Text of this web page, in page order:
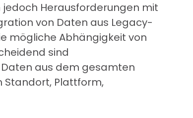
jedoch Herausforderungen mit
von Daten aus Legacy-
mögliche Abhängigkeit von
sind
aus dem gesamten
Standort, Plattform,